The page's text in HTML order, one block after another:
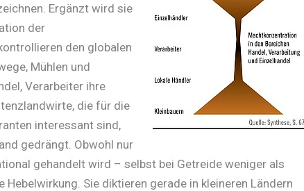
Ergänzt wird sie
der
den globalen
Mühlen und
Verarbeiter ihre
die für die
interessant sind,
gedrängt. Obwohl nur
gehandelt wird – selbst bei Getreide weniger als
Sie diktieren gerade in kleineren Ländern